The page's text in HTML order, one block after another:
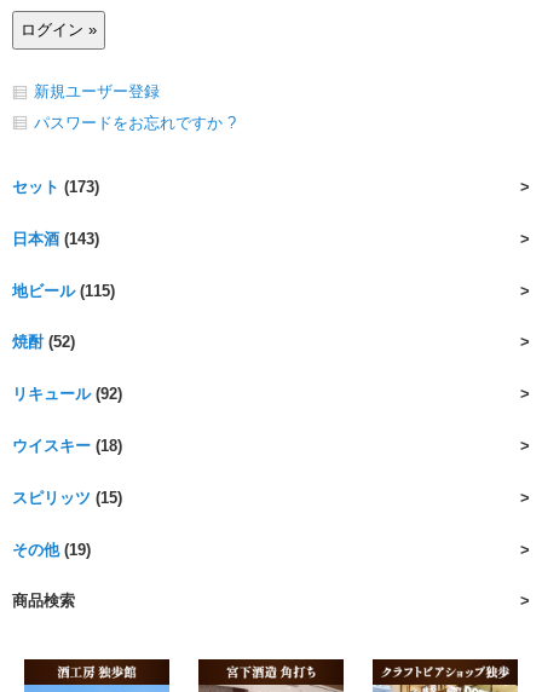
新規ユーザー登録
パスワードをお忘れですか ?
セット (173)
日本酒 (143)
地ビール(115)
焼酎(52)
リキュール(92)
ウイスキー (18)
スピリッツ (15)
その他(19)
商品検索